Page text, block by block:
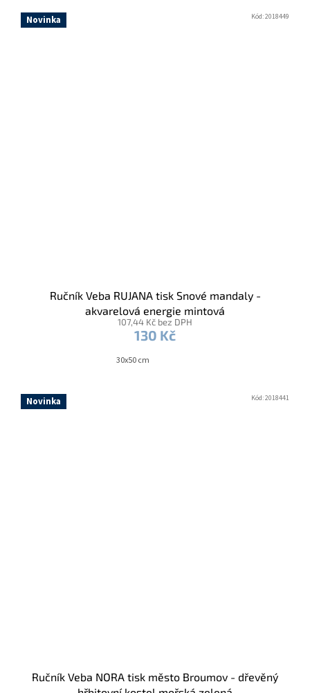
Novinka
Ručník Veba RUJANA tisk Snové mandaly -
akvarelová energie mintová
107,44 Kč bez DPH
130 Kč
30x50 cm
Kód:2018449
Novinka
Ručník Veba NORA tisk město Broumov - dřevěný
Kód:2018441